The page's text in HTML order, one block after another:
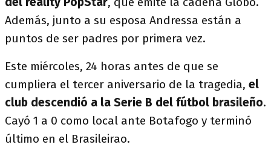
Además, junto a su esposa Andressa están a
puntos de ser padres por primera vez.
Este miércoles, 24 horas antes de que se
cumpliera el tercer aniversario de la tragedia, el
club descendió a la Serie B del fútbol brasileño.
Cayó 1 a 0 como local ante Botafogo y terminó
último en el Brasileirao.